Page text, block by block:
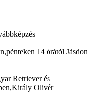
14 órától Jásdon
Retriever és
Olivér